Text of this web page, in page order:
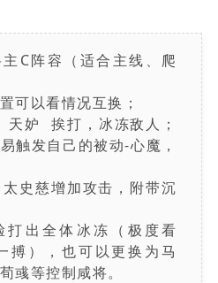
C阵容（适合主线、爬
可以看情况互换；
天妒 挨打，冰冻敌人；
触发自己的被动-心魔，
史慈增加攻击，附带沉
出全体冰冻（极度看
搏），也可以更换为马
彧等控制咸将。